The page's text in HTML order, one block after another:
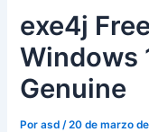
exe4j
Windows
Genuine
Porasd /20 de marzo